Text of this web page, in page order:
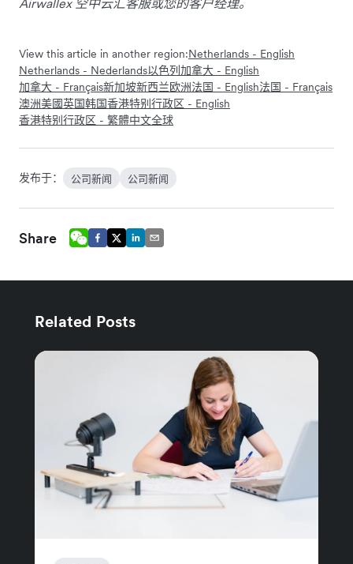
View this article in another region:Netherlands - English
Netherlands - Nederlands以色列加拿大 - English
加拿大 - Français新加坡新西兰欧洲法国 - English法国 - Français
澳洲美國英国韩国香港特别行政区 - English
香港特别行政区 - 繁體中文全球
发布于： 公司新闻 公司新闻
Share
Related Posts